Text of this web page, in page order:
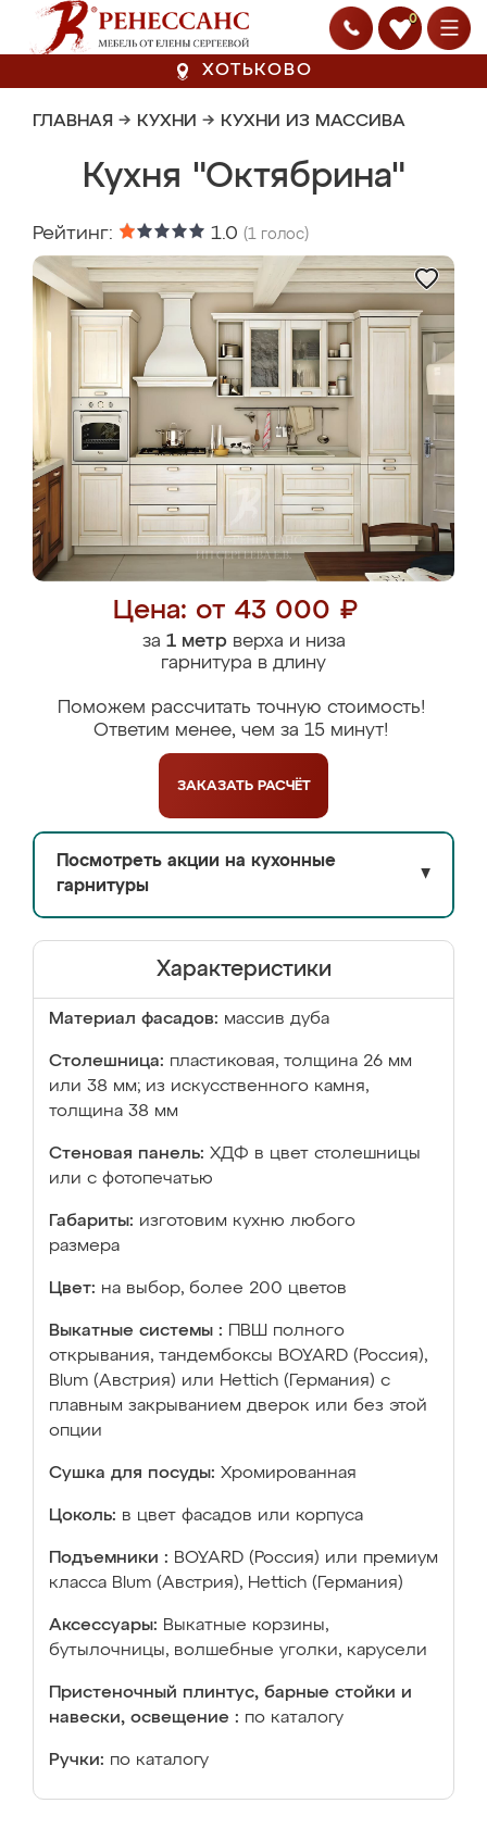
0
ХОТЬКОВО
ГЛАВНАЯ → КУХНИ → КУХНИ ИЗ МАССИВА
Кухня "Октябрина"
Рейтинг: 1.0 (1 голос)
Цена: от 43 000 ₽
за 1 метрверха и низа
гарнитура в длину
Поможем рассчитать точную стоимость!
Ответим менее, чем за 15 минут!
ЗАКАЗАТЬ РАСЧЁТ
Посмотреть акции на кухонные
гарнитуры
▼
Характеристики
Материал фасадов: массив дуба
Столешница: пластиковая, толщина 26 мм
или 38 мм; из искусственного камня,
толщина 38 мм
Стеновая панель: ХДФ в цвет столешницы
или с фотопечатью
Габариты: изготовим кухню любого
размера
Цвет: на выбор, более 200 цветов
Выкатные системы :
ПВШ полного
открывания, тандембоксы BOYARD (Россия),
Blum (Австрия) или Hettich (Германия) с
плавным закрыванием дверок или без этой
опции
Сушка для посуды: Хромированная
Цоколь: в цвет фасадов или корпуса
Подъемники : BOYARD (Россия) или премиум
класса Blum (Австрия), Hettich (Германия)
Аксессуары: Выкатные корзины,
бутылочницы, волшебные уголки, карусели
Пристеночный плинтус, барные стойки и
навески, освещение : по каталогу
Ручки: по каталогу